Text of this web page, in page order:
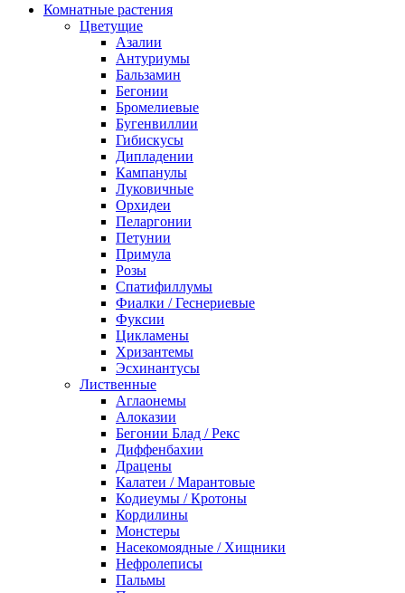
Комнатные растения
Цветущие
Азалии
Антуриумы
Бальзамин
Бегонии
Бромелиевые
Бугенвиллии
Гибискусы
Дипладении
Кампанулы
Луковичные
Орхидеи
Пеларгонии
Петунии
Примула
Розы
Спатифиллумы
Фиалки / Геснериевые
Фуксии
Цикламены
Хризантемы
Эсхинантусы
Лиственные
Аглаонемы
Алоказии
Бегонии Блад / Рекс
Диффенбахии
Драцены
Калатеи / Марантовые
Кодиеумы / Кротоны
Кордилины
Монстеры
Насекомоядные / Хищники
Нефролеписы
Пальмы